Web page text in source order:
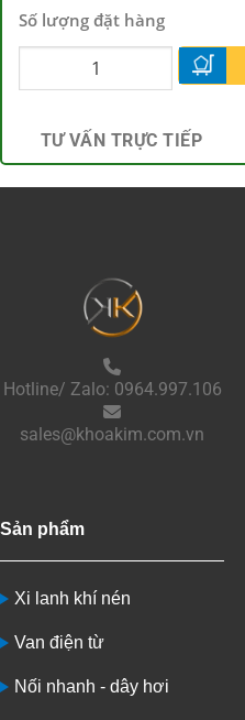
Số lượng đặt hàng
TƯ VẤN TRỰC TIẾP
Hotline/ Zalo: 0964.997.106
sales@khoakim.com.vn
Sản phẩm
Xi lanh khí nén
Van điện từ
Nối nhanh - dây hơi